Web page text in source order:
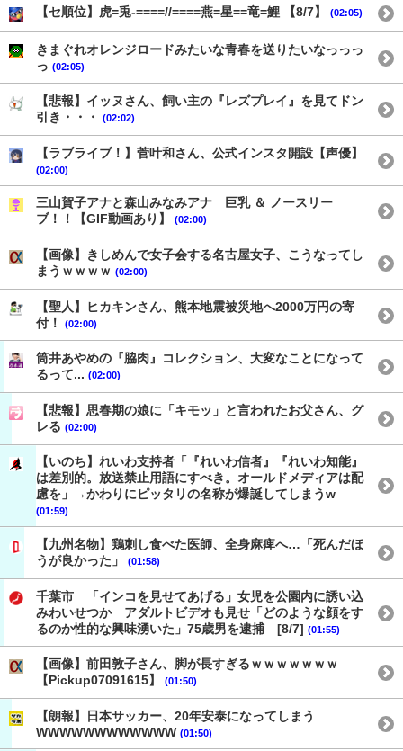
【セ順位】虎=兎-====//====燕=星==竜=鯉 【8/7】 (02:05)
きまぐれオレンジロードみたいな青春を送りたいなっっっ
っ (02:05)
【悲報】イッヌさん、飼い主の『レズプレイ』を見てドン
引き・・・
(02:02)
【ラブライブ！】菅叶和さん、公式インスタ開設【声優】
(02:00)
三山賀子アナと森山みなみアナ 巨乳 ＆ ノースリー
ブ！！【GIF動画あり】
(02:00)
【画像】きしめんで女子会する名古屋女子、こうなってし
まうｗｗｗｗ (02:00)
【聖人】ヒカキンさん、熊本地震被災地へ2000万円の寄
付！
(02:00)
筒井あやめの『脇肉』コレクション、大変なことになって
るって... (02:00)
【悲報】思春期の娘に「キモッ」と言われたお父さん、グ
レる (02:00)
【いのち】れいわ支持者「『れいわ信者』『れいわ知能』
は差別的。放送禁止用語にすべき。オールドメディアは配
慮を」→かわりにピッタリの名称が爆誕してしまうw
(01:59)
【九州名物】鶏刺し食べた医師、全身麻痺へ…「死んだほ
うが良かった」
(01:58)
千葉市 「インコを見せてあげる」女児を公園内に誘い込
みわいせつか アダルトビデオも見せ「どのような顔をす
るのか性的な興味湧いた」75歳男を逮捕 [8/7] (01:55)
【画像】前田敦子さん、脚が長すぎるｗｗｗｗｗｗｗ
【Pickup07091615】
(01:50)
【朗報】日本サッカー、20年安泰になってしまう
WWWWWWWWWWWW (01:50)